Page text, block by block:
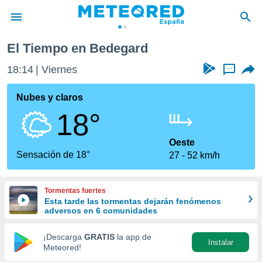
de
por
que se
calidad.
a este
las
y
forma
digital
basada
El Tiempo en Bedegard
18:14 Viernes ...
Nubes y claros
18°
Sensación de 18°
Oeste
27
52 km/h
Tormentas fuertes
Esta tarde las tormentas dejarán fenómenos
adversos en 6 comunidades
¡Descarga GRATIS la app de
Meteored!
Instalar